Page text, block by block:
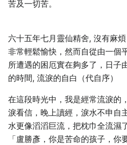
苦及一切苦。
六十五年七月靈仙精舍, 沒有麻
非常輕鬆愉快，然而自從由一個
所遭遇的困厄實在夠多了，日子
的時間, 流淚的自白（代自序）
在這段時光中，我是經常流淚的
淚看信，晚上讀經，淚水不申自
水更像滔滔巨流，把枕巾全流濕
「盧勝彥，你是苦命的孩子，你